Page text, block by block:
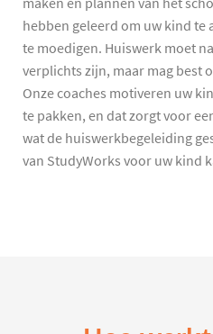
hebben geleerd om uw kind te
te moedigen. Huiswerk moet
verplichts zijn, maar mag best
Onze coaches motiveren uw
te pakken, en dat zorgt voor
wat de huiswerkbegeleiding
van StudyWorks voor uw kind